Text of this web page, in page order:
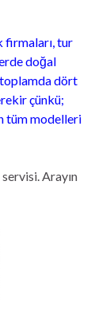
firmaları, tur
doğal
dört
çünkü;
tüm modelleri
Arayın